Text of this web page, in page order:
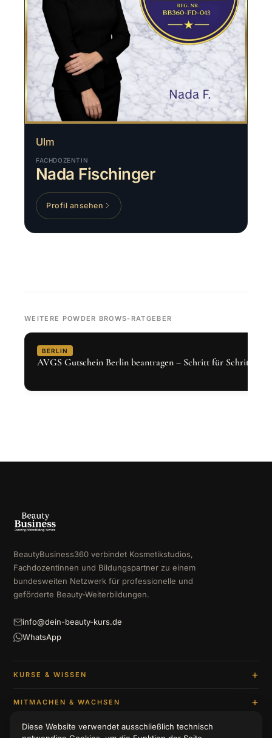
Ulm
FACHDOZENTIN
Nada Fischinger
Profil ansehen
WEITERE POWDER BROWS-RATGEBER
BERLIN
AVGS Gutschein Berlin beantragen – Schritt für Schritt 2026
BeautyBusiness360 verbindet Kosmetikstudios,
Fachdozentinnen und Bildungspartner zu einem
bundesweiten Netzwerk für professionelle und
geförderte Beauty-Weiterbildungen.
info@dein-beauty-kurs.de
WhatsApp
KURSE & WISSEN
MITMACHEN & WACHSEN
UNTERNEHMEN & BERATUNG
Diese Website verwendet ausschließlich technisch